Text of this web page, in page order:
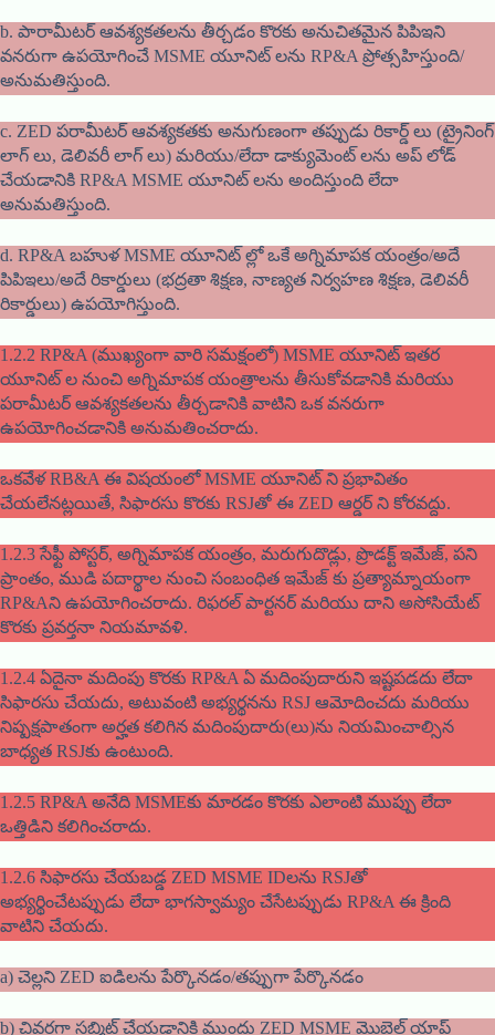
b. పారామీటర్ ఆవశ్యకతలను తీర్చడం కొరకు అనుచితమైన పిపిఇని
వనరుగా ఉపయోగించే MSME యూనిట్ లను RP&A ప్రోత్సహిస్తుంది/
అనుమతిస్తుంది.
c. ZED పరామీటర్ ఆవశ్యకతకు అనుగుణంగా తప్పుడు రికార్డ్ లు (ట్రైనింగ్
లాగ్ లు, డెలివరీ లాగ్ లు) మరియు/లేదా డాక్యుమెంట్ లను అప్ లోడ్
చేయడానికి RP&A MSME యూనిట్ లను అందిస్తుంది లేదా
అనుమతిస్తుంది.
d. RP&A బహుళ MSME యూనిట్ ల్లో ఒకే అగ్నిమాపక యంత్రం/అదే
పిపిఇలు/అదే రికార్డులు (భద్రతా శిక్షణ, నాణ్యత నిర్వహణ శిక్షణ, డెలివరీ
రికార్డులు) ఉపయోగిస్తుంది.
1.2.2 RP&A (ముఖ్యంగా వారి సమక్షంలో) MSME యూనిట్ ఇతర
యూనిట్ ల నుంచి అగ్నిమాపక యంత్రాలను తీసుకోవడానికి మరియు
పరామీటర్ ఆవశ్యకతలను తీర్చడానికి వాటిని ఒక వనరుగా
ఉపయోగించడానికి అనుమతించరాదు.
ఒకవేళ RB&A ఈ విషయంలో MSME యూనిట్ ని ప్రభావితం
చేయలేనట్లయితే, సిఫారసు కొరకు RSJతో ఈ ZED ఆర్డర్ ని కోరవద్దు.
1.2.3 సేఫ్టీ పోస్టర్, అగ్నిమాపక యంత్రం, మరుగుదొడ్లు, ప్రొడక్ట్ ఇమేజ్, పని
ప్రాంతం, ముడి పదార్థాల నుంచి సంబంధిత ఇమేజ్ కు ప్రత్యామ్నాయంగా
RP&Aని ఉపయోగించరాదు. రిఫరల్ పార్టనర్ మరియు దాని అసోసియేట్
కొరకు ప్రవర్తనా నియమావళి.
1.2.4 ఏదైనా మదింపు కొరకు RP&A ఏ మదింపుదారుని ఇష్టపడదు లేదా
సిఫారసు చేయదు, అటువంటి అభ్యర్థనను RSJ ఆమోదించదు మరియు
నిష్పక్షపాతంగా అర్హత కలిగిన మదింపుదారు(లు)ను నియమించాల్సిన
బాధ్యత RSJకు ఉంటుంది.
1.2.5 RP&A అనేది MSMEకు మారడం కొరకు ఎలాంటి ముప్పు లేదా
ఒత్తిడిని కలిగించరాదు.
1.2.6 సిఫారసు చేయబడ్డ ZED MSME IDలను RSJతో
అభ్యర్థించేటప్పుడు లేదా భాగస్వామ్యం చేసేటప్పుడు RP&A ఈ క్రింది
వాటిని చేయదు.
a) చెల్లని ZED ఐడిలను పేర్కొనడం/తప్పుగా పేర్కొనడం
b) చివరగా సబ్మిట్ చేయడానికి ముందు ZED MSME మొబైల్ యాప్